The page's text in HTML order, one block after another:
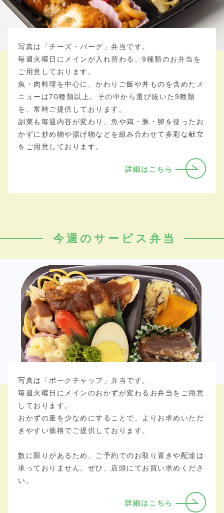
写真は「チーズ・バーグ」弁当です。
毎週火曜日にメインが入れ替わる、9種類のお弁当を
ご用意しております。
魚・肉料理を中心に、かわりご飯や丼ものを含めたメ
ニューは70種類以上。その中から選び抜いた9種類
を、常時ご提供しております。
副菜も毎週内容が変わり、魚や鶏・豚・卵を使ったお
かずに炒め物や揚げ物などを組み合わせて多彩な献立
をご用意しております。
詳細はこちら
今週のサービス弁当
写真は「ポークチャップ」弁当です。
毎週火曜日にメインのおかずが変わるお弁当をご用意
しております。
おかずの量を少なめにすることで、よりお求めいただ
きやすい価格でご提供しております。
数に限りがあるため、ご予約でのお取り置きや配達は
承っておりません。ぜひ、店頭にてお買い求めくださ
い。
詳細はこちら